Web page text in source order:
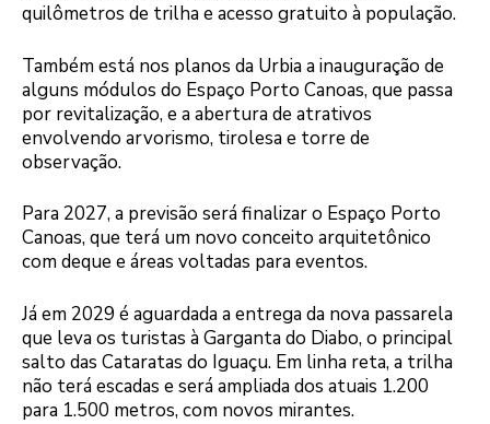
quilômetros de trilha e acesso gratuito à população.
Também está nos planos da Urbia a inauguração de
alguns módulos do Espaço Porto Canoas, que passa
por revitalização, e a abertura de atrativos
envolvendo arvorismo, tirolesa e torre de
observação.
Para 2027, a previsão será finalizar o Espaço Porto
Canoas, que terá um novo conceito arquitetônico
com deque e áreas voltadas para eventos.
Já em 2029 é aguardada a entrega da nova passarela
que leva os turistas à Garganta do Diabo, o principal
salto das Cataratas do Iguaçu. Em linha reta, a trilha
não terá escadas e será ampliada dos atuais 1.200
para 1.500 metros, com novos mirantes.